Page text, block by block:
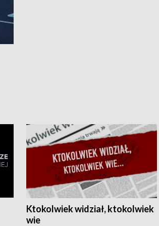
Ktokolwiek widział, ktokolwiek
wie